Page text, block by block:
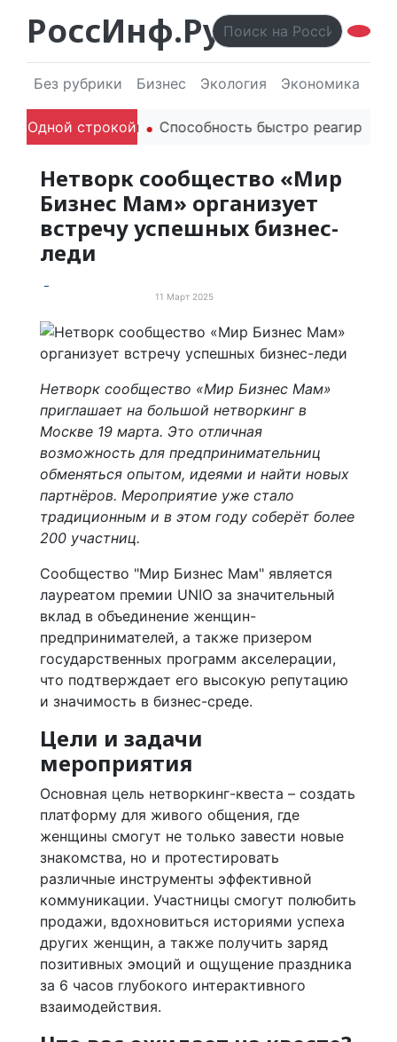
РоссИнф.Ру
Без рубрики Бизнес Экология Экономика
Одной строкой
в речи Способность быстро реагировать
Нетворк сообщество «Мир
Бизнес Мам» организует
встречу успешных бизнес-
леди
11 Март 2025
Нетворк сообщество «Мир Бизнес Мам»
приглашает на большой нетворкинг в
Москве 19 марта. Это отличная
возможность для предпринимательниц
обменяться опытом, идеями и найти новых
партнёров. Мероприятие уже стало
традиционным и в этом году соберёт более
200 участниц.
Сообщество "Мир Бизнес Мам" является
лауреатом премии UNIO за значительный
вклад в объединение женщин-
предпринимателей, а также призером
государственных программ акселерации,
что подтверждает его высокую репутацию
и значимость в бизнес-среде.
Цели и задачи
мероприятия
Основная цель нетворкинг-квеста – создать
платформу для живого общения, где
женщины смогут не только завести новые
знакомства, но и протестировать
различные инструменты эффективной
коммуникации. Участницы смогут полюбить
продажи, вдохновиться историями успеха
других женщин, а также получить заряд
позитивных эмоций и ощущение праздника
за 6 часов глубокого интерактивного
взаимодействия.